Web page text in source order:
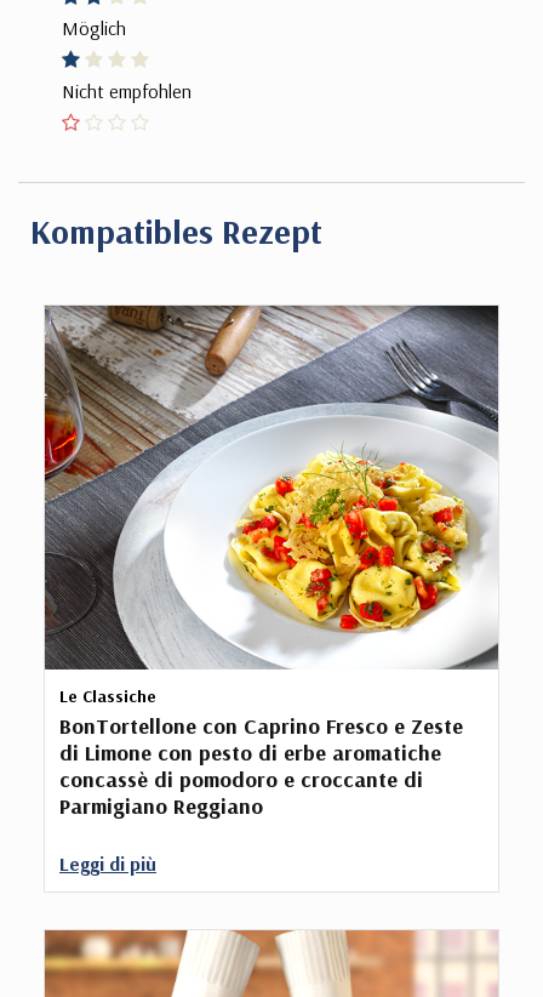
Möglich
Nicht empfohlen
Kompatibles Rezept
Le Classiche
BonTortellone con Caprino Fresco e Zeste
di Limone con pesto di erbe aromatiche
concassè di pomodoro e croccante di
Parmigiano Reggiano
Leggi di più